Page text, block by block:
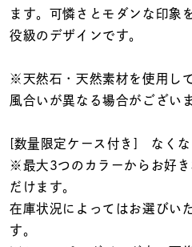
メンズ
価格 ¥0
在庫 在庫あ
ます。可憐さとモダンな印象
役級のデザインです。
※天然石・天然素材を使用し
風合いが異なる場合がござい
[数量限定ケース付き] なく
※最大3つのカラーからお好
だけます。
在庫状況によってはお選びい
す。